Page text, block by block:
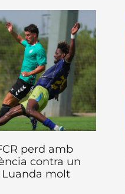
perd amb
contra un
Luanda molt